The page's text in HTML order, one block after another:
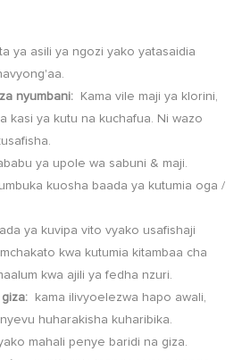
ya asili ya ngozi yako yatasaidia
nyumbani:
Kama vile maji ya klorini,
kasi ya kutu na kuchafua. Ni wazo
ya upole wa sabuni & maji.
kuosha baada ya kutumia oga /
ya kuvipa vito vyako usafishaji
kwa kutumia kitambaa cha
kwa ajili ya fedha nzuri.
kama ilivyoelezwa hapo awali,
huharakisha kuharibika.
mahali penye baridi na giza.